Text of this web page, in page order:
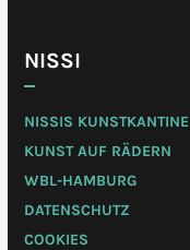
NISSI
NISSIS KUNSTKANTINE
KUNST AUF RÄDERN
WBL-HAMBURG
DATENSCHUTZ
COOKIES